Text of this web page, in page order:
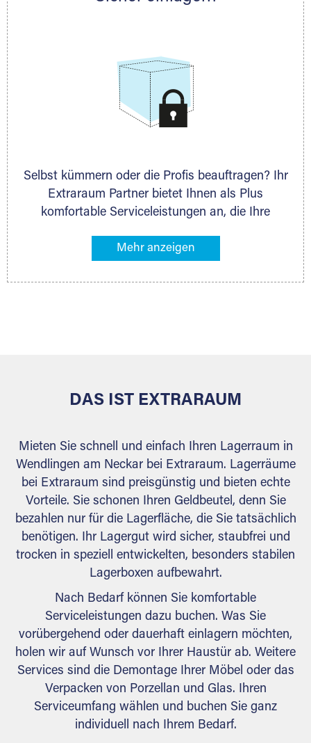
Selbst kümmern oder die Profis beauftragen? Ihr
Extraraum Partner bietet Ihnen als Plus
komfortable Serviceleistungen an, die Ihre
gehören z. B. Verpackungsservice, Lieferung von
Ihr Lagergut wird bei Ihrem Extraraum Partner
DAS IST EXTRARAUM
Mieten Sie schnell und einfach Ihren Lagerraum in
Wendlingen am Neckar bei Extraraum. Lagerräume
bei Extraraum sind preisgünstig und bieten echte
Vorteile. Sie schonen Ihren Geldbeutel, denn Sie
bezahlen nur für die Lagerfläche, die Sie tatsächlich
benötigen. Ihr Lagergut wird sicher, staubfrei und
trocken in speziell entwickelten, besonders stabilen
Lagerboxen aufbewahrt.
Nach Bedarf können Sie komfortable
Serviceleistungen dazu buchen. Was Sie
vorübergehend oder dauerhaft einlagern möchten,
holen wir auf Wunsch vor Ihrer Haustür ab. Weitere
Services sind die Demontage Ihrer Möbel oder das
Verpacken von Porzellan und Glas. Ihren
Serviceumfang wählen und buchen Sie ganz
individuell nach Ihrem Bedarf.